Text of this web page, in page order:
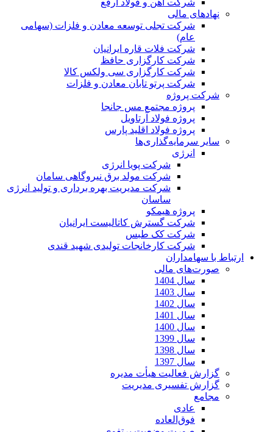
شرکت آهن و فولاد ارفع
نهادهای مالی
شرکت تجلی توسعه معادن و فلزات (سهامی
عام)
شرکت فلات قاره ایرانیان
شرکت کارگزاری حافظ
شرکت کارگزاری سی ولکس کالا
شرکت پرتو تابان معادن و فلزات
شرکت پروژه
پروژه مجتمع مس جانجا
پروژه فولاد آرتاویل
پروژه فولاد اقلید پارس
سایر سرمایه‌گذاری‌ها
انرژی
شرکت پویا انرژی
شرکت مولد برق نیروگاهی سامان
شرکت مدیریت بهره برداری و تولید انرژی
ساسان
پروژه هیمکو
شرکت گسترش کاتالیست ایرانیان
شرکت کک طبس
شرکت کارخانجات تولیدی شهید قندی
ارتباط با سهامداران
صورت‌های مالی
سال 1404
سال 1403
سال 1402
سال 1401
سال 1400
سال 1399
سال 1398
سال 1397
گزارش فعالیت هیأت مدیره
گزارش تفسیری مدیریت
مجامع
عادی
فوق‌العاده